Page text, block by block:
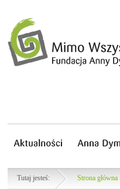
Tutaj jesteś: Strona główna